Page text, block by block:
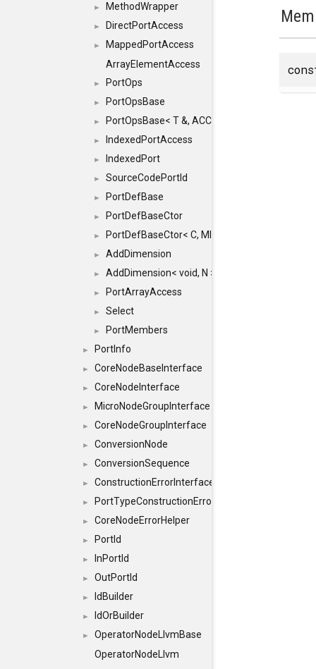
► MethodWrapper
► DirectPortAccess
►
MappedPortAccess
ArrayElementAccess
► PortOps
► PortOpsBase
► PortOpsBase< T &, ACCESS >
► IndexedPortAccess
► IndexedPort
► SourceCodePortId
► PortDefBase
► PortDefBaseCtor
► PortDefBaseCtor< C, MICRO, HASH, FLAGS,
► AddDimension
► AddDimension< void, N >
► PortArrayAccess
► Select
► PortMembers
► PortInfo
► CoreNodeBaseInterface
► CoreNodeInterface
► MicroNodeGroupInterface
► CoreNodeGroupInterface
► ConversionNode
► ConversionSequence
► ConstructionErrorInterface
► PortTypeConstructionErrorInterface
► CoreNodeErrorHelper
► PortId
► InPortId
► OutPortId
► IdBuilder
► IdOrBuilder
►
OperatorNodeLlvmBase
OperatorNodeLlvm